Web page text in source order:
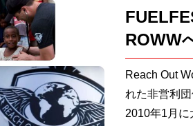
ROWW
Reach Out
れた非営利団
2010年1月に